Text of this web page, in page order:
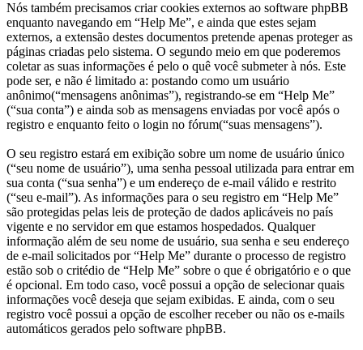
Nós também precisamos criar cookies externos ao software phpBB
enquanto navegando em “Help Me”, e ainda que estes sejam
externos, a extensão destes documentos pretende apenas proteger as
páginas criadas pelo sistema. O segundo meio em que poderemos
coletar as suas informações é pelo o quê você submeter à nós. Este
pode ser, e não é limitado a: postando como um usuário
anônimo(“mensagens anônimas”), registrando-se em “Help Me”
(“sua conta”) e ainda sob as mensagens enviadas por você após o
registro e enquanto feito o login no fórum(“suas mensagens”).
O seu registro estará em exibição sobre um nome de usuário único
(“seu nome de usuário”), uma senha pessoal utilizada para entrar em
sua conta (“sua senha”) e um endereço de e-mail válido e restrito
(“seu e-mail”). As informações para o seu registro em “Help Me”
são protegidas pelas leis de proteção de dados aplicáveis no país
vigente e no servidor em que estamos hospedados. Qualquer
informação além de seu nome de usuário, sua senha e seu endereço
de e-mail solicitados por “Help Me” durante o processo de registro
estão sob o critédio de “Help Me” sobre o que é obrigatório e o que
é opcional. Em todo caso, você possui a opção de selecionar quais
informações você deseja que sejam exibidas. E ainda, com o seu
registro você possui a opção de escolher receber ou não os e-mails
automáticos gerados pelo software phpBB.